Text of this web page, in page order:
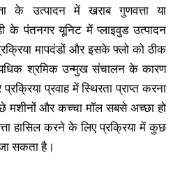
के उत्पादन में खराब गुणवत्ता या
के पंतनगर यूनिट में प्लाइवुड उत्पादन
मापदंडों और इसके फ्लो को ठीक
श्रमिक उन्मुख संचालन के कारण
प्रवाह में स्थिरता प्राप्त करना
और कच्चा मॉल सबसे अच्छा हो
हासिल करने के लिए प्रक्रिया में कुछ
सकता है।